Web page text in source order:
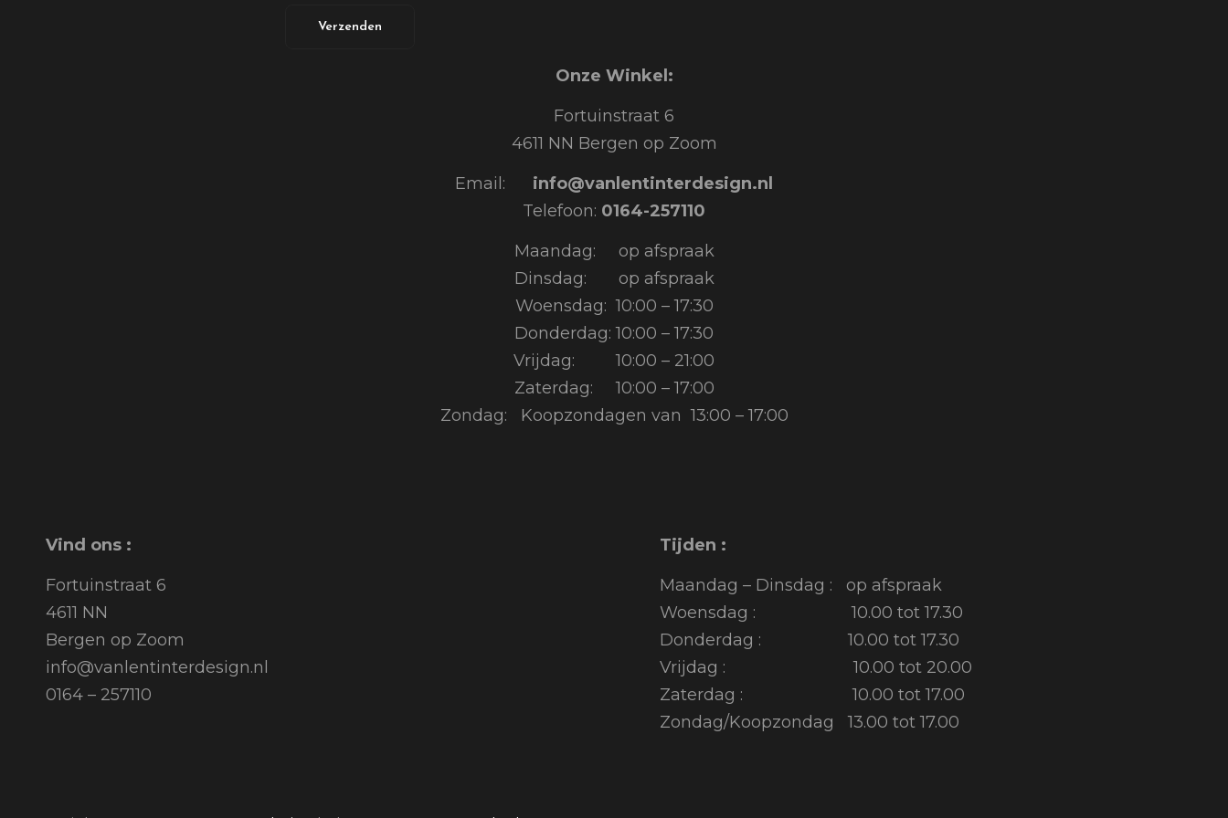
Onze Winkel:
Fortuinstraat 6
4611 NN Bergen op Zoom
Email:
info@vanlentinterdesign.nl
Telefoon: 0164-257110
Maandag: op afspraak
Dinsdag: op afspraak
Woensdag: 10:00 – 17:30
Donderdag: 10:00 – 17:30
Vrijdag: 10:00 – 21:00
Zaterdag: 10:00 – 17:00
Zondag: Koopzondagen van 13:00 – 17:00
Vind ons :
Fortuinstraat 6
4611 NN
Bergen op Zoom
info@vanlentinterdesign.nl
0164 – 257110
Tijden :
Maandag – Dinsdag : op afspraak
Woensdag : 10.00 tot 17.30
Donderdag : 10.00 tot 17.30
Vrijdag : 10.00 tot 20.00
Zaterdag : 10.00 tot 17.00
Zondag/Koopzondag 13.00 tot 17.00